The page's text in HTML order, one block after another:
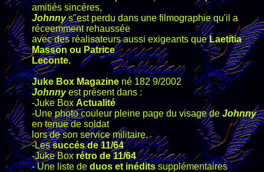
amitiés sincéres,
Johnnys"est perdu dans une filmographie qu'il a
réceemment rehaussée
avec des réalisateurs aussi exigeants queLaetitia
Masson ou Patrice
Leconte.
Juke Box Magazinené 182 9/2002
Johnnyest présent dans :
-Juke BoxActualité
-Une photo couleur pleine page du visage deJohnny
en tenue de soldat
lors de son service militaire.
-Lessuccés de 11/64
-Juke Boxrétro de 11/64
- Une liste deduos et inéditssupplémentaires